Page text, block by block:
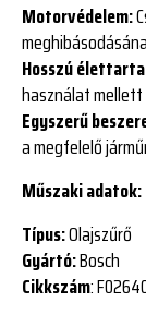
Motorvédelem:
Hosszú
használat mellett
Egyszerű
a megfelelő
Műszaki adatok:
Típus:Olajszűrő
Gyártó:Bosch
Cikkszám: